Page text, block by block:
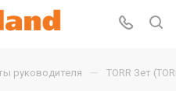
руководителя — TORR Зет